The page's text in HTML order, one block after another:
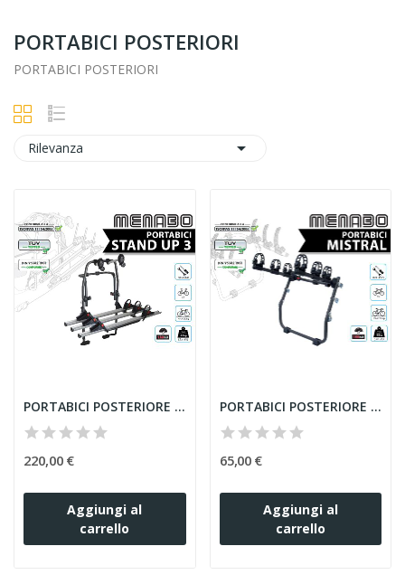
PORTABICI POSTERIORI
PORTABICI POSTERIORI
Rilevanza 
PORTABICI POSTERIORE MENABO STAND UP 3 ACCIAIO...
220,00 €
Aggiungi al
carrello
PORTABICI POSTERIORE MENABO MISTRAL ALLUMINIO...
65,00 €
Aggiungi al
carrello